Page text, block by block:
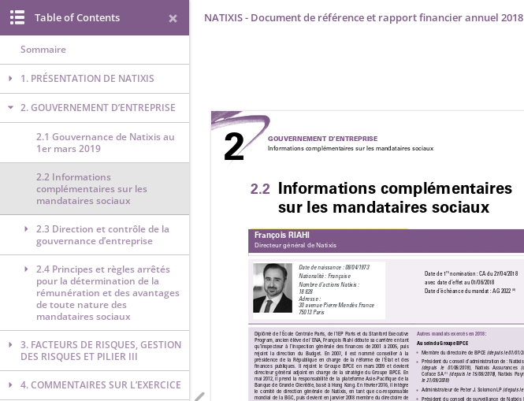
NATIXIS - Document de référence et rapport financier annuel 2018
Table of Contents
Sommaire
1. PRÉSENTATION DE NATIXIS
2. GOUVERNEMENT D’ENTREPRISE
2.1 Gouvernance de Natixis au
1er mars 2019
2.2 Informations
complémentaires sur les
mandataires sociaux
2.3 Direction et contrôle de la
gouvernance d’entreprise
2.4 Principes et règles arrêtés
pour la détermination de la
rémunération et des avantages
de toute nature des
mandataires sociaux
3. FACTEURS DE RISQUES, GESTION
DES RISQUES ET PILIER III
4. COMMENTAIRES SUR L’EXERCICE